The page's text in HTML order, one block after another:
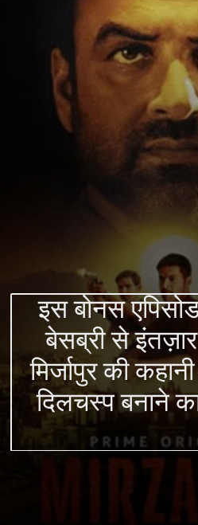
इस बोनस
बेसब्री से
मिर्जापुर की
दिलचस्प बनाने